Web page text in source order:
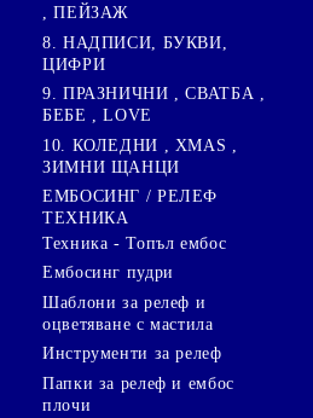
, ПЕЙЗАЖ
8. НАДПИСИ, БУКВИ,
ЦИФРИ
9. ПРАЗНИЧНИ , СВАТБА ,
БЕБЕ , LOVE
10. КОЛЕДНИ , XMAS ,
ЗИМНИ ЩАНЦИ
ЕМБОСИНГ / РЕЛЕФ
ТЕХНИКА
Техника - Топъл ембос
Ембосинг пудри
Шаблони за релеф и
оцветяване с мастила
Инструменти за релеф
Папки за релеф и ембос
плочи